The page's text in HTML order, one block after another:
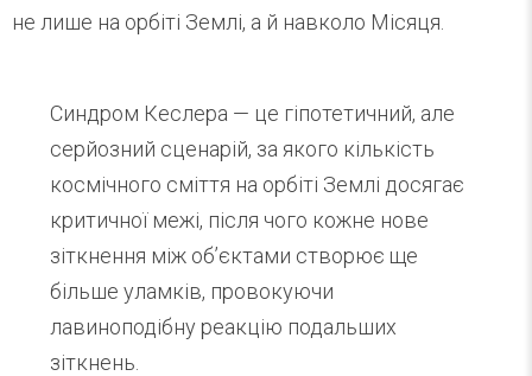
не лише на орбіті Землі, а й навколо Місяця.
Синдром Кеслера — це гіпотетичний, але
серйозний сценарій, за якого кількість
космічного сміття на орбіті Землі досягає
критичної межі, після чого кожне нове
зіткнення між об’єктами створює ще
більше уламків, провокуючи
лавиноподібну реакцію подальших
зіткнень.